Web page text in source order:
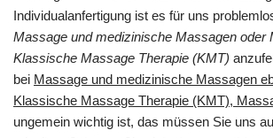
Individualanfertigung ist es für uns
Massage und medizinische Massagen oder
Klassische Massage Therapie (KMT)
bei Massage und medizinische Massagen
Klassische Massage Therapie (KMT),
ungemein wichtig ist, das müssen Sie uns